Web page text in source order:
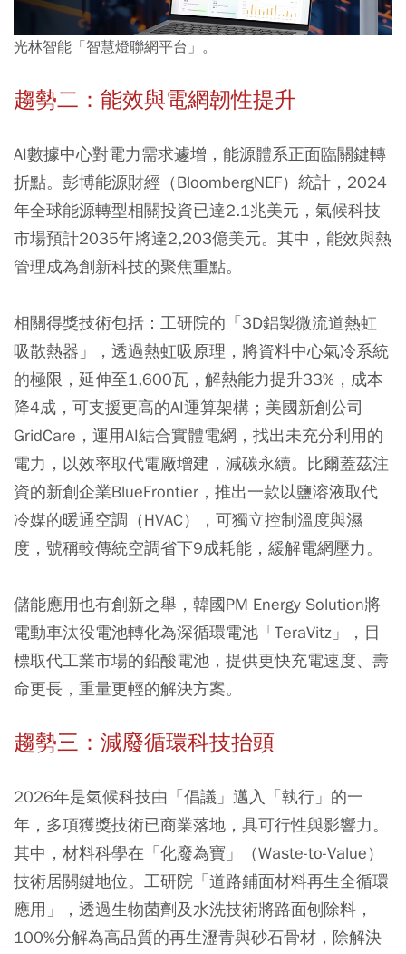
光林智能「智慧燈聯網平台」。
趨勢二：能效與電網韌性提升
AI數據中心對電力需求遽增，能源體系正面臨關鍵轉
折點。彭博能源財經（BloombergNEF）統計，2024
年全球能源轉型相關投資已達2.1兆美元，氣候科技
市場預計2035年將達2,203億美元。其中，能效與熱
管理成為創新科技的聚焦重點。
相關得獎技術包括：工研院的「3D鋁製微流道熱虹
吸散熱器」，透過熱虹吸原理，將資料中心氣冷系統
的極限，延伸至1,600瓦，解熱能力提升33%，成本
降4成，可支援更高的AI運算架構；美國新創公司
GridCare，運用AI結合實體電網，找出未充分利用的
電力，以效率取代電廠增建，減碳永續。比爾蓋茲注
資的新創企業BlueFrontier，推出一款以鹽溶液取代
冷媒的暖通空調（HVAC），可獨立控制溫度與濕
度，號稱較傳統空調省下9成耗能，緩解電網壓力。
儲能應用也有創新之舉，韓國PM Energy Solution將
電動車汰役電池轉化為深循環電池「TeraVitz」，目
標取代工業市場的鉛酸電池，提供更快充電速度、壽
命更長，重量更輕的解決方案。
趨勢三：減廢循環科技抬頭
2026年是氣候科技由「倡議」邁入「執行」的一
年，多項獲獎技術已商業落地，具可行性與影響力。
其中，材料科學在「化廢為寶」（Waste-to-Value）
技術居關鍵地位。工研院「道路鋪面材料再生全循環
應用」，透過生物菌劑及水洗技術將路面刨除料，
100%分解為高品質的再生瀝青與砂石骨材，除解決